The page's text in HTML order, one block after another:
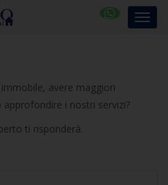
avere maggiori
i nostri servizi?
ti risponderà.